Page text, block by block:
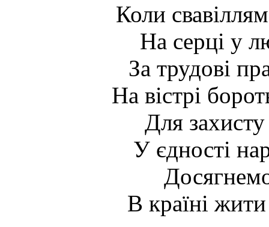
Коли
На серці у
За трудові
На вістрі
Для
У єдності
В країні